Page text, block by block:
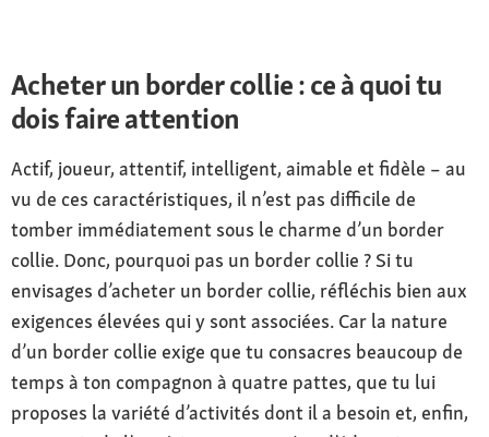
Acheter un border collie : ce à quoi tu
dois faire attention
Actif, joueur, attentif, intelligent, aimable et fidèle – au
vu de ces caractéristiques, il n’est pas difficile de
tomber immédiatement sous le charme d’un border
collie. Donc, pourquoi pas un border collie ? Si tu
envisages d’acheter un border collie, réfléchis bien aux
exigences élevées qui y sont associées. Car la nature
d’un border collie exige que tu consacres beaucoup de
temps à ton compagnon à quatre pattes, que tu lui
proposes la variété d’activités dont il a besoin et, enfin,